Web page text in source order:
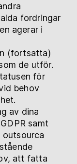
fordringar
agerar i
(fortsatta)
de utför.
för
behov
av dina
samt
att fatta